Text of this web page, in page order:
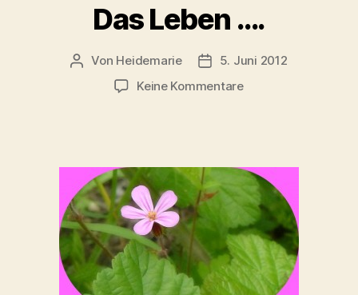
Das Leben ….
Beitragsautor
Von Heidemarie Veröffentlichungsdatum
5. Juni 2012
Keine Kommentarezu